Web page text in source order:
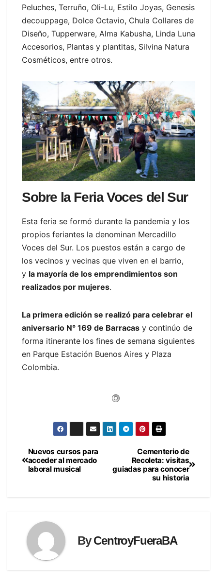
Peluches, Terruño, Oli-Lu, Estilo Joyas, Genesis
decouppage, Dolce Octavio, Chula Collares de
Diseño, Tupperware, Alma Kabusha, Linda Luna
Accesorios, Plantas y plantitas, Silvina Natura
Cosméticos, entre otros.
Sobre la Feria Voces del Sur
Esta feria se formó durante la pandemia y los
propios feriantes la denominan Mercadillo
Voces del Sur. Los puestos están a cargo de
los vecinos y vecinas que viven en el barrio,
y la mayoría de los emprendimientos son
realizados por mujeres.
La primera edición se realizó para celebrar el
aniversario N° 169 de Barracas y continúo de
forma itinerante los fines de semana siguientes
en Parque Estación Buenos Aires y Plaza
Colombia.
Navegación
de
Cementerio de
Recoleta: visitas
guiadas para conocer
su historia
Nuevos cursos para
acceder al mercado
laboral musical
ByCentroyFueraBA